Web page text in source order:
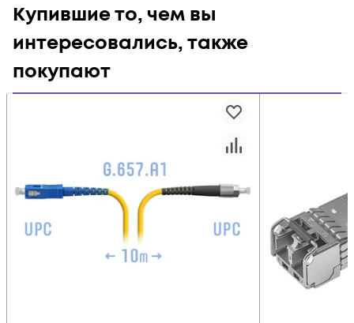
Купившие то, чем вы
интересовались, также
покупают